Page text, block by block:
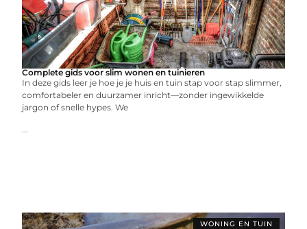
Complete gids voor slim wonen en tuinieren
In deze gids leer je hoe je je huis en tuin stap voor stap slimmer,
comfortabeler en duurzamer inricht—zonder ingewikkelde
jargon of snelle hypes. We
...
WONING EN TUIN